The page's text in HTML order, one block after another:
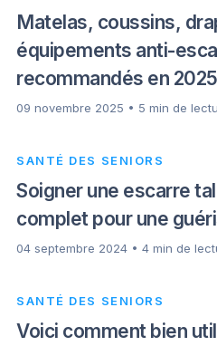
Matelas, coussins,
équipements anti-
recommandés en 2025
09 novembre 2025 • 5 min de
SANTÉ DES SENIORS
Soigner une escarre
complet pour une
04 septembre 2024 • 4 min de
SANTÉ DES SENIORS
Voici comment bien